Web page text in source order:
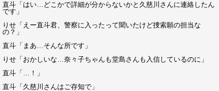
直斗「はい…どこかで詳細が分からないかと久慈川さんに連絡したん
です」
りせ「えー直斗君、警察に入ったって聞いたけど捜索願の担当な
の？」
直斗「まあ…そんな所です」
りせ「おかしいな…奈々子ちゃんも堂島さんも入信しているのに」
直斗「…！」
直斗「久慈川さんはご存知で」